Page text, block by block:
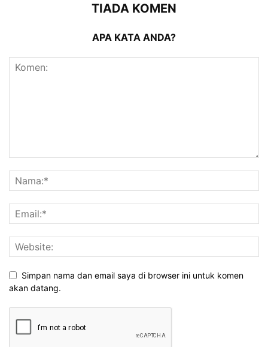
TIADA KOMEN
APA KATA ANDA?
Simpan nama dan email saya di browser ini untuk komen
akan datang.